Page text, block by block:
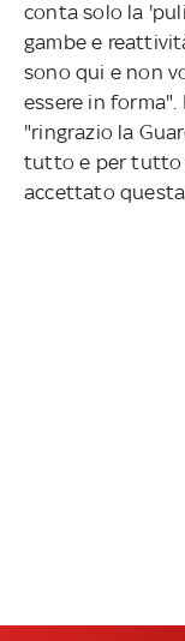
conta solo la
gambe e
sono qui e non
essere in
"ringrazio la
tutto e per tutto
accettato